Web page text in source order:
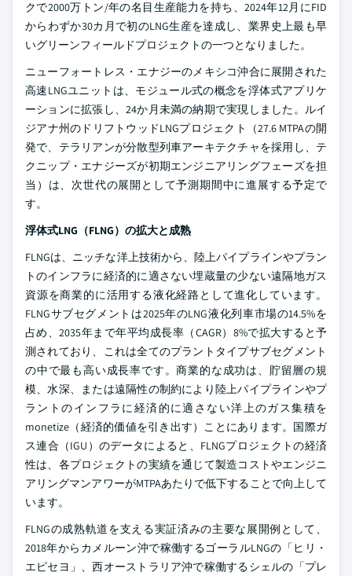
クで2000万トン/年の名目生産能力を持ち、2024年12月にFID
からわずか30カ月で初のLNG生産を達成し、業界史上最も早
いグリーンフィールドプロジェクトの一つとなりました。
ニューフォートレス・エナジーのメキシコ沖合に展開された
高速LNGユニットは、モジュール式の概念を浮体式アプリケ
ーションに拡張し、24か月未満の納期で実現しました。ルイ
ジアナ州のドリフトウッドLNGプロジェクト（27.6 MTPAの開
発で、テラリアンが分散型列車アーキテクチャを採用し、テ
クニップ・エナジーズが初期エンジニアリングフェーズを担
当）は、次世代の展開として予測期間中に進展する予定で
す。
浮体式LNG（FLNG）の拡大と成熟
FLNGは、ニッチな洋上技術から、陸上パイプラインやプラン
トのインフラに経済的に適さない埋蔵量の少ない遠隔地ガス
資源を商業的に活用する液化経路として進化しています。
FLNGサブセグメントは2025年のLNG液化列車市場の14.5%を
占め、2035年まで年平均成長率（CAGR）8%で拡大すると予
測されており、これは全てのプラントタイプサブセグメント
の中で最も高い成長率です。商業的な成功は、貯留層の規
模、水深、または遠隔性の制約により陸上パイプラインやプ
ラントのインフラに経済的に適さない洋上のガス集積を
monetize（経済的価値を引き出す）ことにあります。国際ガ
ス連合（IGU）のデータによると、FLNGプロジェクトの経済
性は、各プロジェクトの実績を通じて製造コストやエンジニ
アリングマンアワーがMTPAあたりで低下することで向上して
います。
FLNGの成熟軌道を支える実証済みの主要な展開例として、
2018年からカメルーン沖で稼働するゴーラルLNGの「ヒリ・
エピセヨ」、西オーストラリア沖で稼働するシェルの「プレ